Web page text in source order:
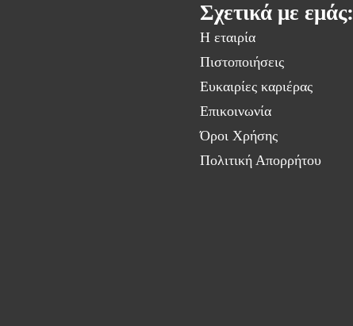
Σχετικά με εμάς:
Η εταιρία
Πιστοποιήσεις
Ευκαιρίες καριέρας
Επικοινωνία
Όροι Χρήσης
Πολιτική Απορρήτου